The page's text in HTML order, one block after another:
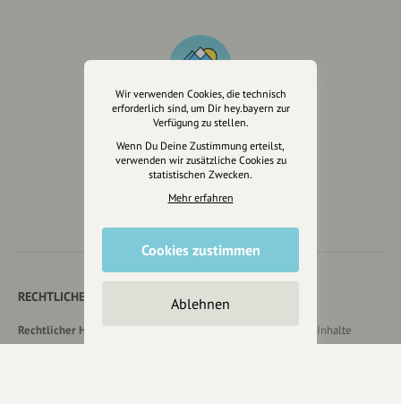
Wir sind auch auf
RECHTLICHER HINWEIS UND TRANSPARENZHINWEIS
Rechtlicher Hinweis:Die auf dieser Website veröffentlichten Inhalte
Wir verwenden Cookies, die technisch
erforderlich sind, um Dir hey.bayern zur
Verfügung zu stellen.
Wenn Du Deine Zustimmung erteilst,
verwenden wir zusätzliche Cookies zu
statistischen Zwecken.
Mehr erfahren
Cookies zustimmen
Ablehnen